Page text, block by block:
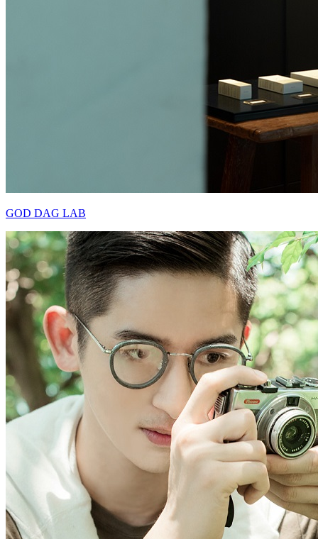
GOD DAG LAB